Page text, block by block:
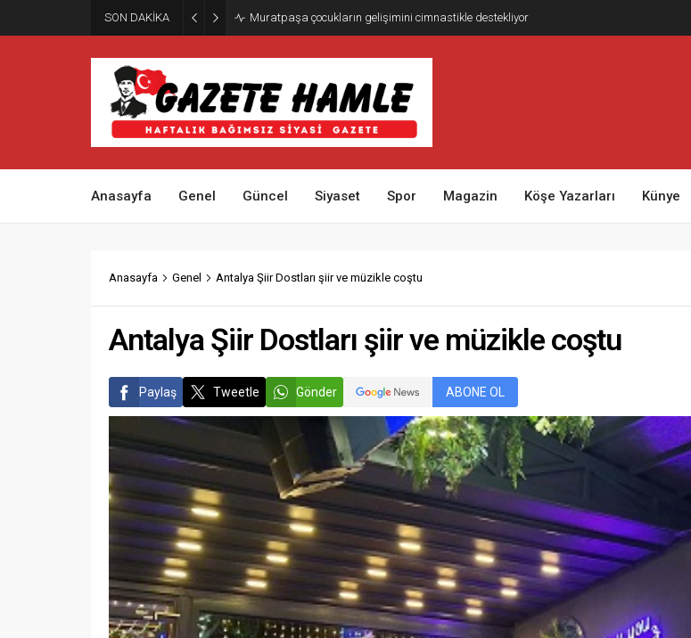
SON DAKİKA Muratpaşa çocukların gelişimini cimnastikle destekliyor
Anasayfa Genel Güncel Siyaset Spor Magazin Köşe Yazarları Künye
Anasayfa Genel Antalya Şiir Dostları şiir ve müzikle coştu
Antalya Şiir Dostları şiir ve müzikle coştu
Paylaş Tweetle Gönder ABONE OL